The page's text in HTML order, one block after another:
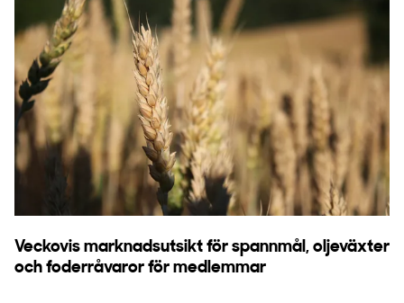
Veckovis marknadsutsikt för spannmål, oljeväxter
och foderråvaror för medlemmar